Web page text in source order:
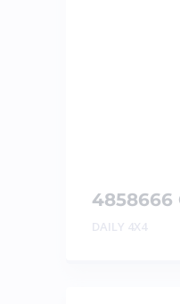
4858666
DAILY 4X4